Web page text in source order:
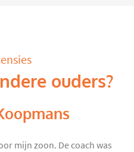
ouders?
mijn zoon. De coach was